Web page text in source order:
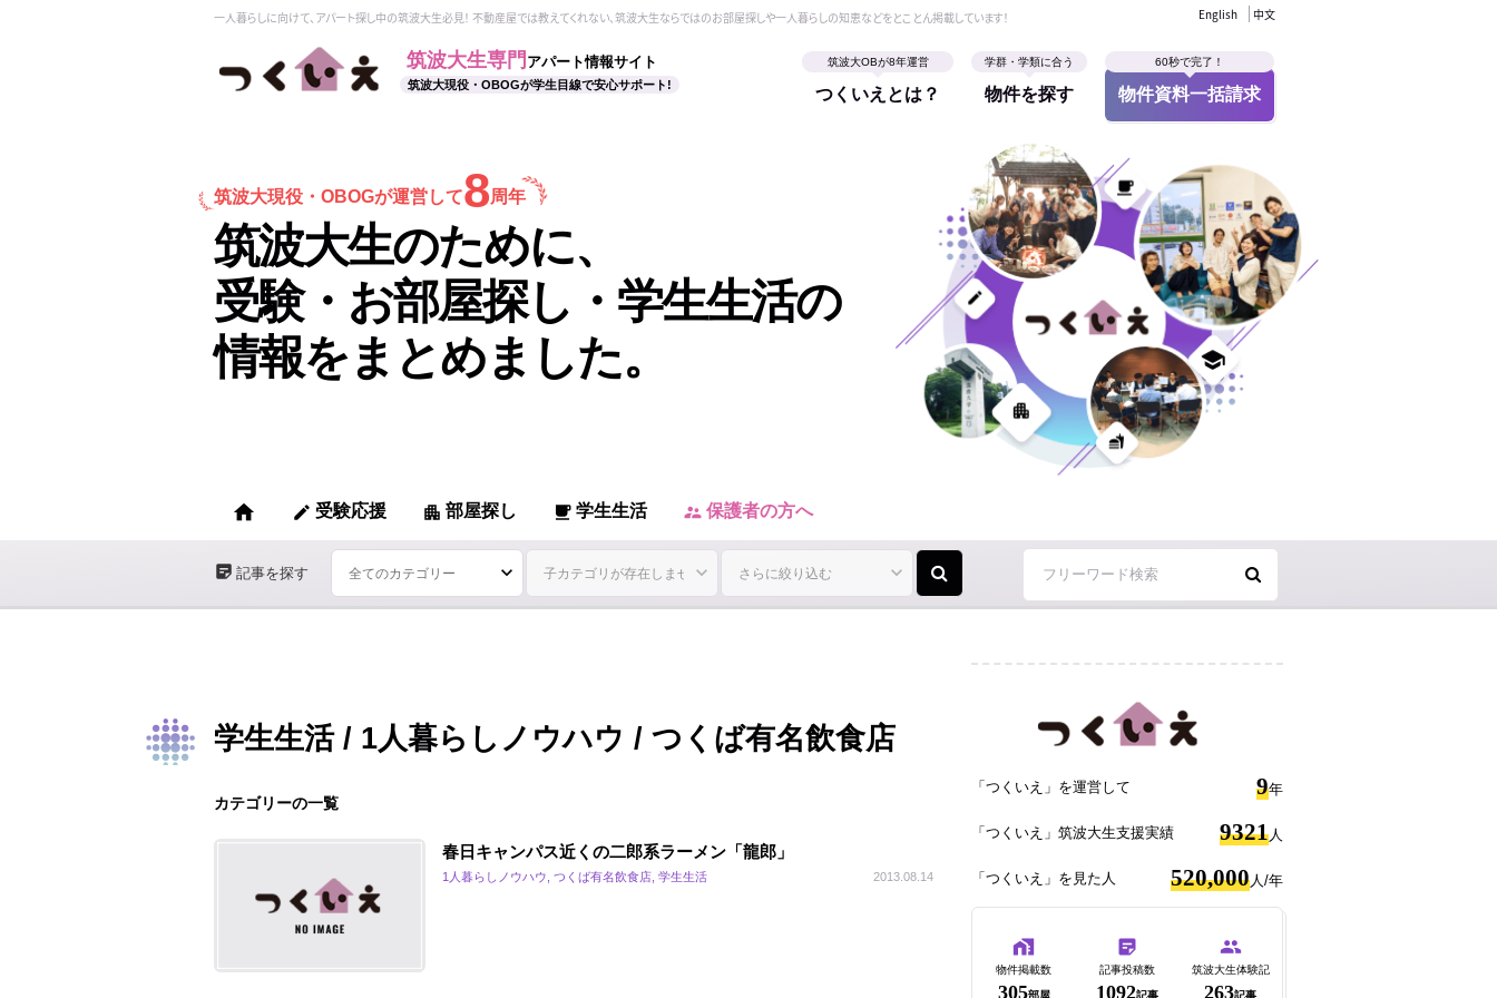
一人暮らしに向けて、アパート探し中の筑波大生必見！ 不動産屋では教えてくれない、筑波大生ならではのお部屋探しや一人暮らしの知恵などをとことん掲載しています！ English 中文
筑波大生専門 アパート情報サイト
筑波大現役・OBOGが学生目線で安心サポート!
筑波大OBが8年運営
つくいえとは？
学群・学類に合う
物件を探す
60秒で完了！
物件資料一括請求
筑波大現役・ OBOGが運営して8周年
筑波大生のために、
受験・お部屋探し・学生生活の
情報をまとめました。
home edit 受験応援 apartment 部屋探し local_cafe 学生生活 supervisor_account 保護者の方へ
sticky_note_2 記事を探す
学生生活 / 1人暮らしノウハウ / つくば有名飲食店
カテゴリーの一覧
春日キャンパス近くの二郎系ラーメン「龍郎」
1人暮らしノウハウ, つくば有名飲食店, 学生生活 2013.08.14
「つくいえ」を運営して 9年
「つくいえ」筑波大生支援実績 9321 人
「つくいえ」を見た人 520,000 人/年
物件掲載数
305部屋
記事投稿数
1092記事
筑波大生体験記
263記事